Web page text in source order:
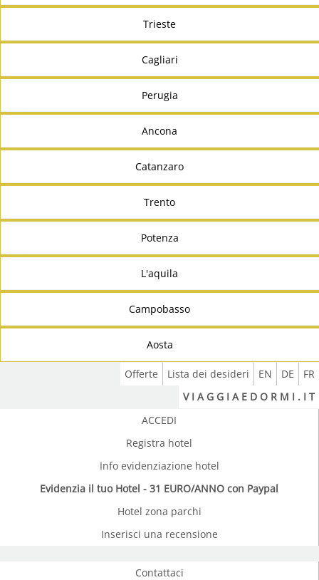
Trieste
Cagliari
Perugia
Ancona
Catanzaro
Trento
Potenza
L'aquila
Campobasso
Aosta
FR
DE
EN
Lista dei desideri
Offerte
V I A G G I A E D O R M I . I T
ACCEDI
Registra hotel
Info evidenziazione hotel
Evidenzia il tuo Hotel - 31 EURO/ANNO con Paypal
Hotel zona parchi
Inserisci una recensione
Contattaci